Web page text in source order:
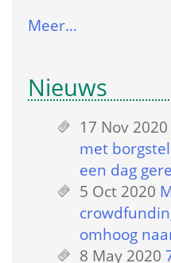
Meer…
Nieuws
17 Nov 2020
met
een dag
5 Oct 2020
omhoog
8 May 2020